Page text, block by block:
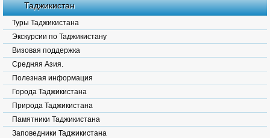
Таджикистан
Туры Таджикистана
Экскурсии по Таджикистану
Визовая поддержка
Средняя Азия.
Полезная информация
Города Таджикистана
Природа Таджикистана
Памятники Таджикистана
Заповедники Таджикистана